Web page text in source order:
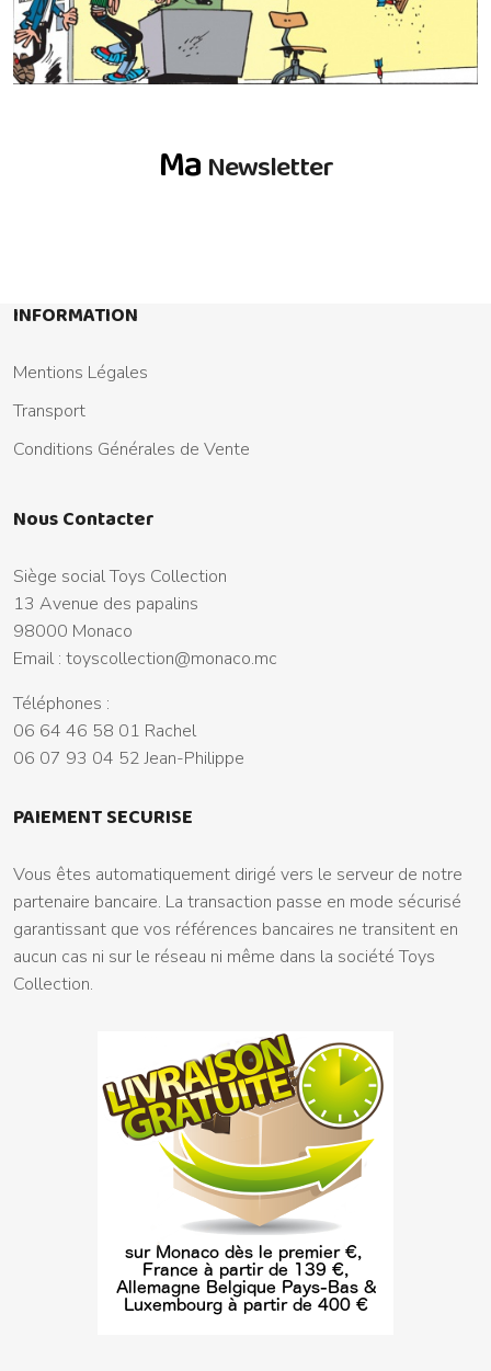
Ma Newsletter
INFORMATION
Mentions Légales
Transport
Conditions Générales de Vente
Nous Contacter
Siège social Toys Collection
13 Avenue des papalins
98000 Monaco
Email : toyscollection@monaco.mc
Téléphones :
06 64 46 58 01 Rachel
06 07 93 04 52 Jean-Philippe
PAIEMENT SECURISE
Vous êtes automatiquement dirigé vers le serveur de notre
partenaire bancaire. La transaction passe en mode sécurisé
garantissant que vos références bancaires ne transitent en
aucun cas ni sur le réseau ni même dans la société Toys
Collection.